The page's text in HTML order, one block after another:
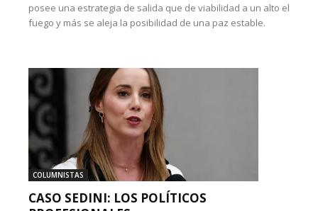
posee una estrategia de salida que de viabilidad a un alto el
fuego y más se aleja la posibilidad de una paz estable.
COLUMNISTAS
CASO SEDINI: LOS POLÍTICOS